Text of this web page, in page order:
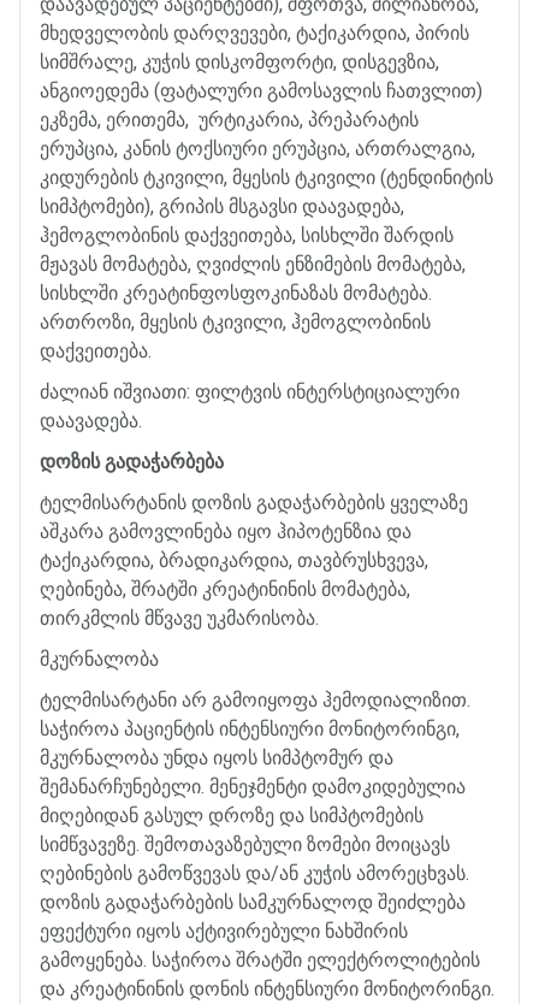
მხედველობის დარღვევები, ტაქიკარდია, პირის
სიმშრალე, კუჭის დისკომფორტი, დისგევზია,
ანგიოედემა (ფატალური გამოსავლის ჩათვლით)
ეკზემა, ერითემა, ურტიკარია, პრეპარატის
ერუპცია, კანის ტოქსიური ერუპცია, ართრალგია,
კიდურების ტკივილი, მყესის ტკივილი (ტენდინიტის
სიმპტომები), გრიპის მსგავსი დაავადება,
ჰემოგლობინის დაქვეითება, სისხლში შარდის
მჟავას მომატება, ღვიძლის ენზიმების მომატება,
სისხლში კრეატინფოსფოკინაზას მომატება.
ართროზი, მყესის ტკივილი, ჰემოგლობინის
დაქვეითება.
ძალიან იშვიათი: ფილტვის ინტერსტიციალური
დაავადება.
დოზის გადაჭარბება
ტელმისარტანის დოზის გადაჭარბების ყველაზე
აშკარა გამოვლინება იყო ჰიპოტენზია და
ტაქიკარდია, ბრადიკარდია, თავბრუსხვევა,
ღებინება, შრატში კრეატინინის მომატება,
თირკმლის მწვავე უკმარისობა.
მკურნალობა
ტელმისარტანი არ გამოიყოფა ჰემოდიალიზით.
საჭიროა პაციენტის ინტენსიური მონიტორინგი,
მკურნალობა უნდა იყოს სიმპტომურ და
შემანარჩუნებელი. მენეჯმენტი დამოკიდებულია
მიღებიდან გასულ დროზე და სიმპტომების
სიმწვავეზე. შემოთავაზებული ზომები მოიცავს
ღებინების გამოწვევას და/ან კუჭის ამორეცხვას.
დოზის გადაჭარბების სამკურნალოდ შეიძლება
ეფექტური იყოს აქტივირებული ნახშირის
გამოყენება. საჭიროა შრატში ელექტროლიტების
და კრეატინინის დონის ინტენსიური მონიტორინგი.